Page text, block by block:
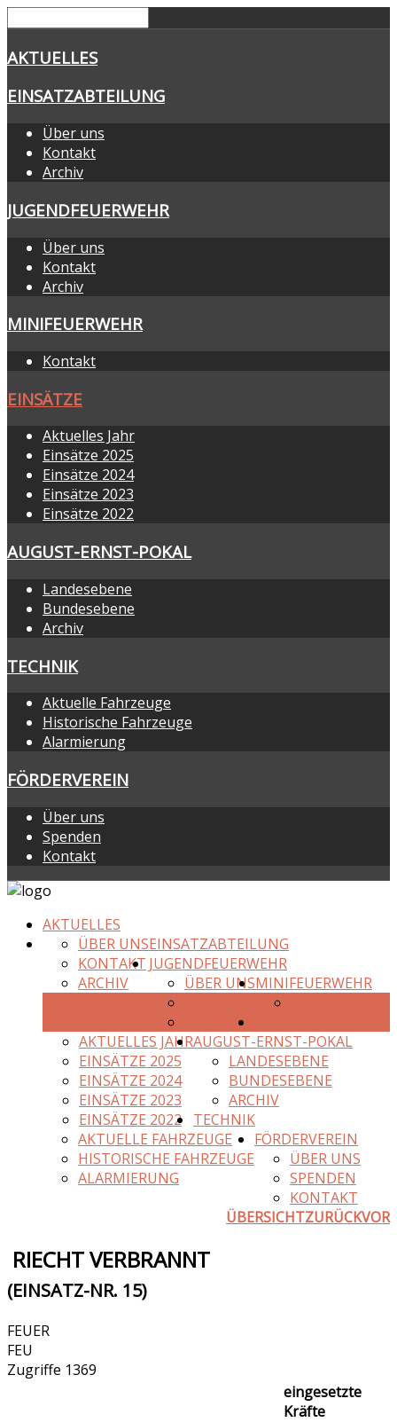
AKTUELLES
EINSATZABTEILUNG
Über uns
Kontakt
Archiv
JUGENDFEUERWEHR
Über uns
Kontakt
Archiv
MINIFEUERWEHR
Kontakt
EINSÄTZE
Aktuelles Jahr
Einsätze 2025
Einsätze 2024
Einsätze 2023
Einsätze 2022
AUGUST-ERNST-POKAL
Landesebene
Bundesebene
Archiv
TECHNIK
Aktuelle Fahrzeuge
Historische Fahrzeuge
Alarmierung
FÖRDERVEREIN
Über uns
Spenden
Kontakt
AKTUELLES
EINSATZABTEILUNG
ÜBER UNS
KONTAKT
ARCHIV
JUGENDFEUERWEHR
ÜBER UNSMINIFEUERWEHR
AKTUELLES JAHR
EINSÄTZE 2025
EINSÄTZE 2024
EINSÄTZE 2023
EINSÄTZE 2022
AUGUST-ERNST-POKAL
LANDESEBENE
BUNDESEBENE
ARCHIV
TECHNIK
AKTUELLE FAHRZEUGE
HISTORISCHE FAHRZEUGE
ALARMIERUNG
FÖRDERVEREIN
ÜBER UNS
SPENDEN
KONTAKT
ÜBERSICHTZURÜCKVOR
RIECHT VERBRANNT
(EINSATZ-NR. 15)
FEUER
FEU
Zugriffe 1369
eingesetzte
Kräfte